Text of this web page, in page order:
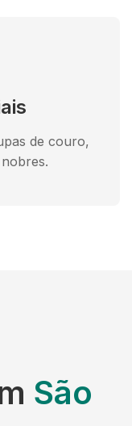
de couro,
São